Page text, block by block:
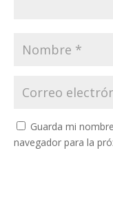
Guarda mi
navegador para la